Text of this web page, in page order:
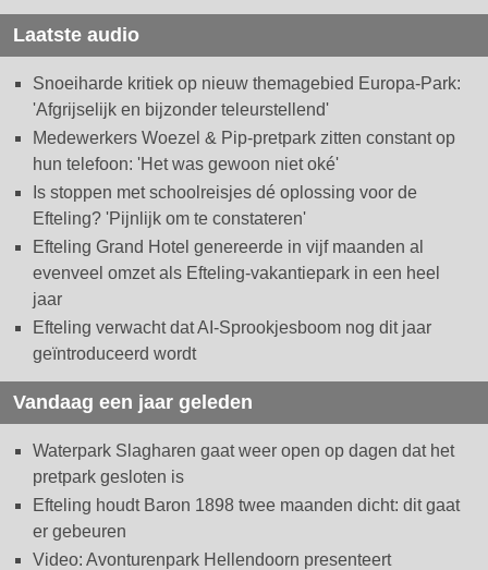
Laatste audio
Snoeiharde kritiek op nieuw themagebied Europa-Park:
'Afgrijselijk en bijzonder teleurstellend'
Medewerkers Woezel & Pip-pretpark zitten constant op
hun telefoon: 'Het was gewoon niet oké'
Is stoppen met schoolreisjes dé oplossing voor de
Efteling? 'Pijnlijk om te constateren'
Efteling Grand Hotel genereerde in vijf maanden al
evenveel omzet als Efteling-vakantiepark in een heel
jaar
Efteling verwacht dat AI-Sprookjesboom nog dit jaar
geïntroduceerd wordt
Vandaag een jaar geleden
Waterpark Slagharen gaat weer open op dagen dat het
pretpark gesloten is
Efteling houdt Baron 1898 twee maanden dicht: dit gaat
er gebeuren
Video: Avonturenpark Hellendoorn presenteert